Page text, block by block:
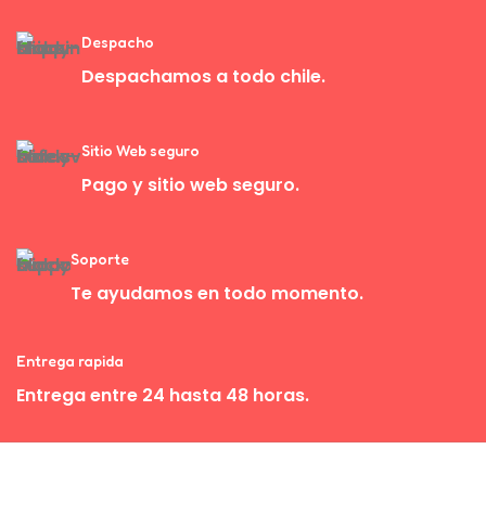
Despacho
Despachamos a todo chile.
Sitio Web seguro
Pago y sitio web seguro.
Soporte
Te ayudamos en todo momento.
Entrega rapida
Entrega entre 24 hasta 48 horas.